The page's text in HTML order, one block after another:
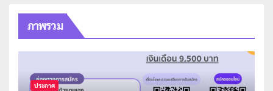
ภาพรวม
ประกาศ